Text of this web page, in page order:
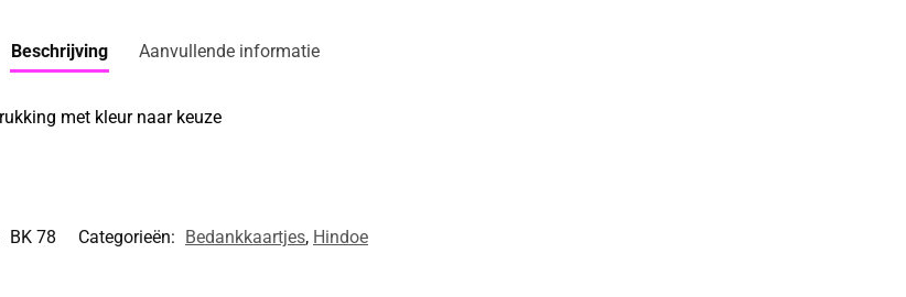
Beschrijving Aanvullende informatie
met kleur naar keuze
BK 78 Categorieën: Bedankkaartjes, Hindoe